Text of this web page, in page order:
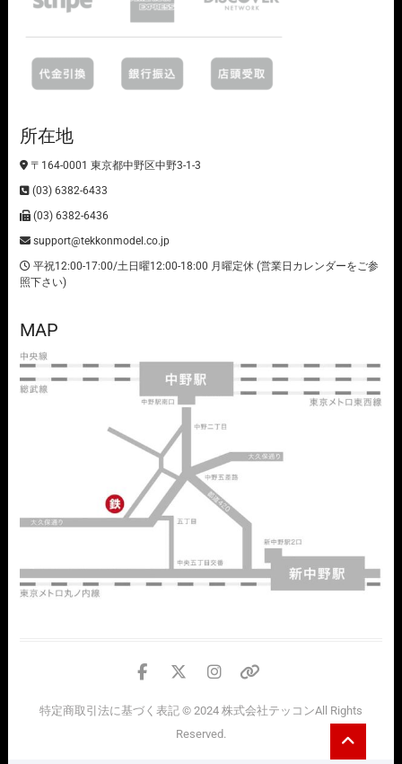
所在地
〒164-0001 東京都中野区中野3-1-3
(03) 6382-6433
(03) 6382-6436
support@tekkonmodel.co.jp
平祝12:00-17:00/土日曜12:00-18:00 月曜定休 (営業日カレンダーをご参
照下さい)
MAP
facebook
twitter
instagram
情
特定商取引法に基づく表記© 2024 株式会社テッコンAll Rights
Reserved.
to